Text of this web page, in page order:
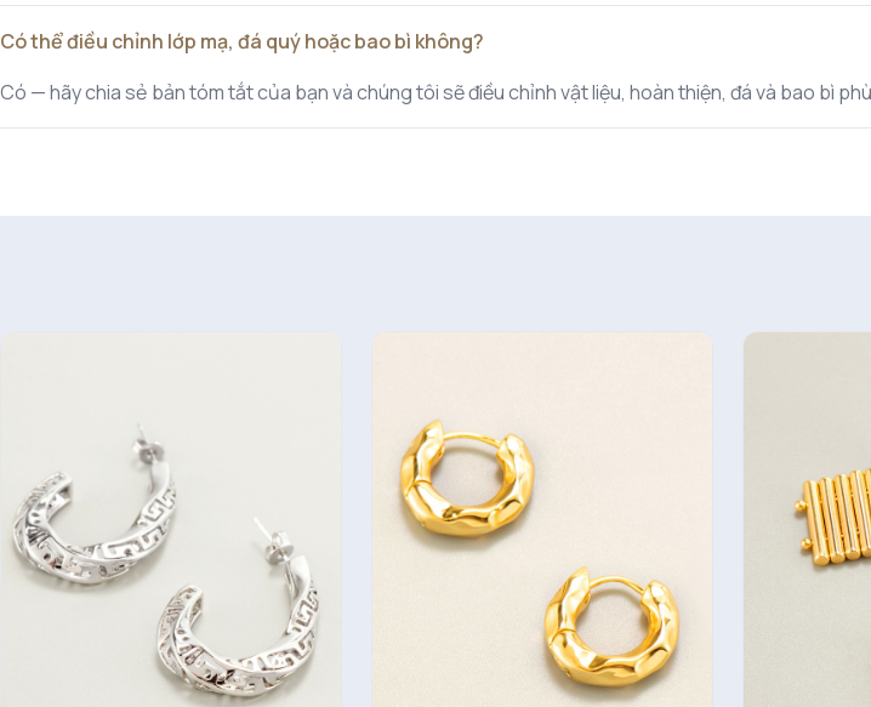
Có thể điều chỉnh lớp mạ, đá quý hoặc bao bì không?
Có — hãy chia sẻ bản tóm tắt của bạn và chúng tôi sẽ điều chỉnh vật liệu, hoàn thiện, đá và bao bì